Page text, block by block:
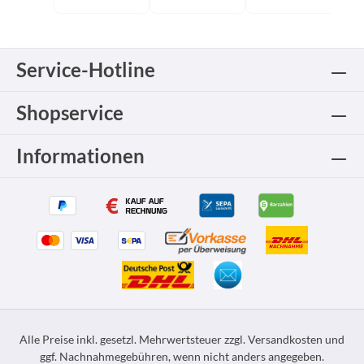
Service-Hotline
Shopservice
Informationen
Alle Preise inkl. gesetzl. Mehrwertsteuer zzgl.Versandkosten und
ggf. Nachnahmegebühren, wenn nicht anders angegeben.